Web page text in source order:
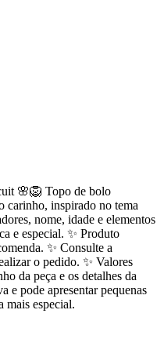
🌸🦁 Topo de bolo
carinho, inspirado no tema
nome, idade e elementos
e especial. ✨ Produto
✨ Consulte a
o pedido. ✨ Valores
da peça e os detalhes da
e pode apresentar pequenas
mais especial.